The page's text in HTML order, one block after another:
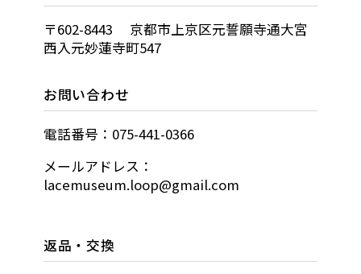
〒602-8443 京都市上京区元誓願寺通大宮
西入元妙蓮寺町547
お問い合わせ
電話番号：075-441-0366
メールアドレス：
lacemuseum.loop@gmail.com
返品・交換